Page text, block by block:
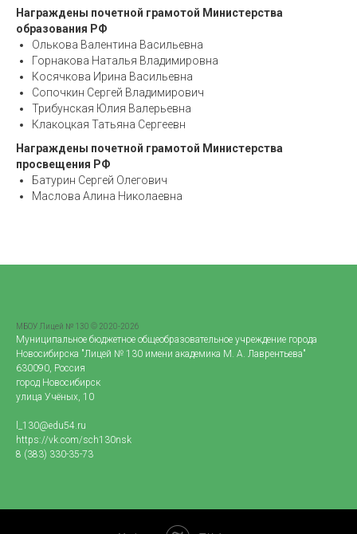
Награждены почетной грамотой Министерства
образования РФ
Олькова Валентина Васильевна
Горнакова Наталья Владимировна
Косячкова Ирина Васильевна
Сопочкин Сергей Владимирович
Трибунская Юлия Валерьевна
Клакоцкая Татьяна Сергеевн
Награждены почетной грамотой Министерства
просвещения РФ
Батурин Сергей Олегович
Маслова Алина Николаевна
МБОУ Лицей № 130 © 2020-2026
Муниципальное бюджетное общеобразовательное учреждение города
Новосибирска "Лицей № 130 имени академика М. А. Лаврентьева"
630090, Россия
город Новосибирск
улица Учёных, 10
l_130@edu54.ru
https://vk.com/sch130nsk
8 (383) 330-35-73